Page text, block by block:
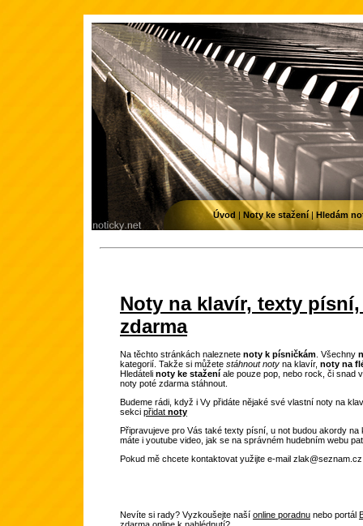
Noty na klavír, texty
zdarma
Na těchto stránkách naleznete noty k písničkám. Všechny
kategorií. Takže si můžete stáhnout noty na klavír, noty na
Hledáteli noty ke stažení ale pouze pop, nebo rock, či snad
noty poté zdarma stáhnout.
Budeme rádi, když i Vy přidáte nějaké své vlastní noty na
sekci přidat noty
Připravujeve pro Vás také texty písní, u not budou akordy
máte i youtube video, jak se na správném hudebním webu
Pokud mě chcete kontaktovat yužijte e-mail zlak@seznam.cz
Nevíte si rady? Vyzkoušejte naší online poradnu nebo portál
Úvod | Noty ke stažení| Hledám